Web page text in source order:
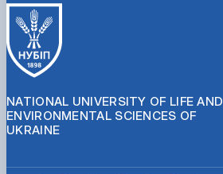
NATIONAL UNIVERSITY OF LIFE AND
ENVIRONMENTAL SCIENCES OF
UKRAINE